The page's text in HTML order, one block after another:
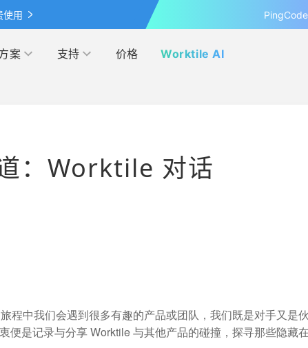
使用
盖 OKR 全流程的应用 超大容量的企业级网盘
案
政
支持
新的产品动态、业界资讯和见
联合打造互助共赢的生态
探索各行各业在 Worktile 上的最
践
我们的投资方
价格 Worktile AI
：Worktile 对话
程中我们会遇到很多有趣的产品或团队，我们既是对手又是伙
便是记录与分享 Worktile 与其他产品的碰撞，探寻那些隐藏在